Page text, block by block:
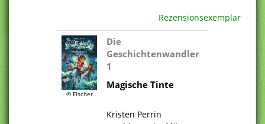
Rezensionsexemplar
© Fischer
Die
Geschichtenwandler
1
Magische Tinte
Kristen Perrin